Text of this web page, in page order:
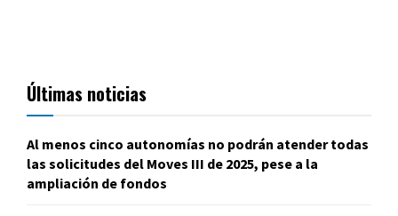
Últimas noticias
Al menos cinco autonomías no podrán atender todas
las solicitudes del Moves III de 2025, pese a la
ampliación de fondos